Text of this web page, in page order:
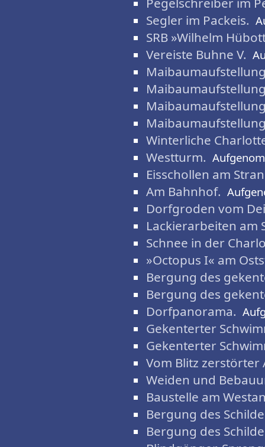
Segler im Packeis.
SRB »Wilhelm
Vereiste Buhne V.
Winterliche
Westturm.
Eisschollen am
Am Bahnhof.
Dorfgroden vom
Lackierarbeiten am
Schnee in der
‌»Octopus I« am
Bergung des
Bergung des
Dorfpanorama.
Gekenterter
Gekenterter
Vom Blitz zerstörter
Weiden und
Baustelle am
Bergung des
Bergung des